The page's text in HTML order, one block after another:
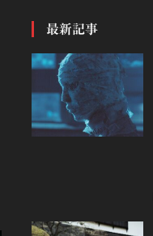
最新記事